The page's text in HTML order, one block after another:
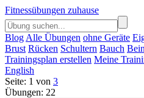
Fitnessübungen zuhause
Blog Alle Übungen ohne Geräte
Brust Rücken Schultern Bauch
Trainingsplan erstellen Meine
English
Seite: 1 von 3
Übungen: 22